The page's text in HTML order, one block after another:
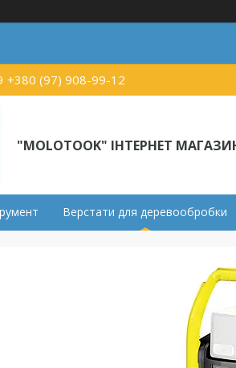
+380 (97) 908-99-12
"MOLOTOOK" ІНТЕРНЕТ
Верстати для деревообробки